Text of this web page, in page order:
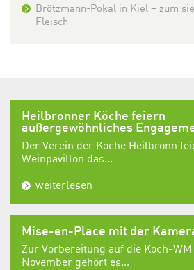
Brötzmann-Pokal in Kiel – zum
Fleisch
Heilbronner Köche feiern
außergewöhnliches
Der Verein der Köche Heilbronn
Weinpavillon das...
weiterlesen
Mise-en-Place mit der
Zur Vorbereitung auf die Koch-
November gehört es...